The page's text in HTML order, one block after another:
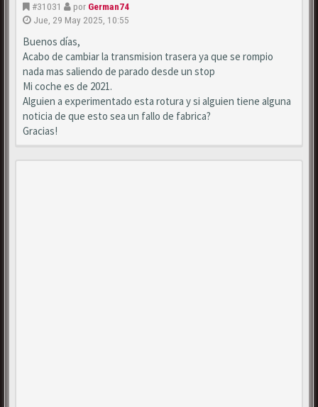
#31031 por German74
Jue, 29 May 2025, 10:55
Buenos días,
Acabo de cambiar la transmision trasera ya que se rompio
nada mas saliendo de parado desde un stop
Mi coche es de 2021.
Alguien a experimentado esta rotura y si alguien tiene alguna
noticia de que esto sea un fallo de fabrica?
Gracias!